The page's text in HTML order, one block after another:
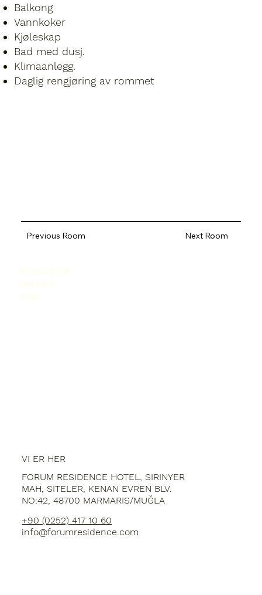
Balkong
Vannkoker
Kjøleskap
Bad med dusj.
Klimaanlegg.
Daglig rengjøring av rommet
Previous Room Next Room
VI ER HER
FORUM RESIDENCE HOTEL, SIRINYER
MAH, SITELER, KENAN EVREN BLV.
NO:42, 48700 MARMARIS/MUĞLA
+90 (0252) 417 10 60
info@forumresidence.com